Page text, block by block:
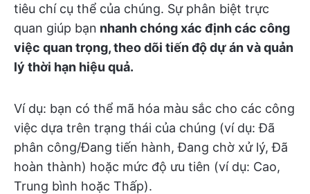
tiêu chí cụ thể của chúng. Sự phân biệt trực
quan giúp bạn nhanh chóng xác định các công
việc quan trọng, theo dõi tiến độ dự án và quản
lý thời hạn hiệu quả.
Ví dụ: bạn có thể mã hóa màu sắc cho các công
việc dựa trên trạng thái của chúng (ví dụ: Đã
phân công/Đang tiến hành, Đang chờ xử lý, Đã
hoàn thành) hoặc mức độ ưu tiên (ví dụ: Cao,
Trung bình hoặc Thấp).